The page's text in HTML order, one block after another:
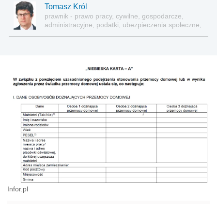
Tomasz Król
prawnik - prawo pracy, cywilne, gospodarcze,
administracyjne, podatki, ubezpieczenia społeczne,
Infor.pl